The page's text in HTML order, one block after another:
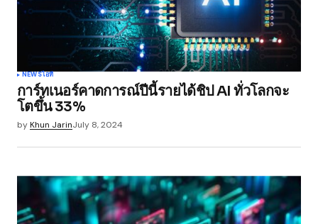
NEWSไอที
การ์ทเนอร์คาดการณ์ปีนี้รายได้ชิป AI ทั่วโลกจะ
โตขึ้น 33%
byKhun JarinJuly 8, 2024